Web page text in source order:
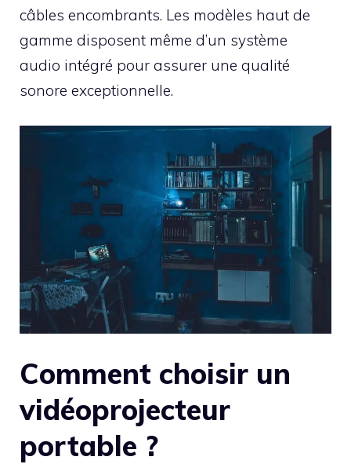
câbles encombrants. Les modèles haut de
gamme disposent même d’un système
audio intégré pour assurer une qualité
sonore exceptionnelle.
Comment choisir un
vidéoprojecteur
portable ?